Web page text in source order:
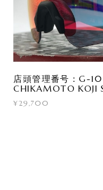
店頭管理番号：G-
CHIKAMOTO
¥29,700